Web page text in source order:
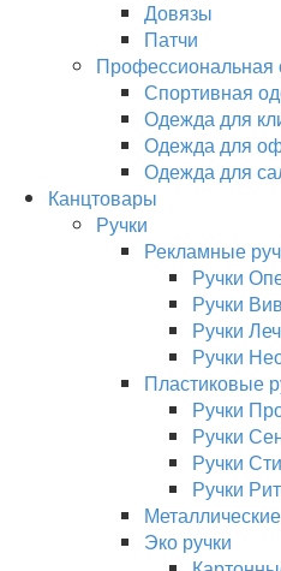
Довязы
Патчи
Профессиональная
Спортивная
Одежда для
Одежда для
Одежда для
Канцтовары
Ручки
Рекламные
Ручки
Ручки
Ручки
Ручки
Пластиковые
Ручки
Ручки
Ручки
Ручки
Эко ручки